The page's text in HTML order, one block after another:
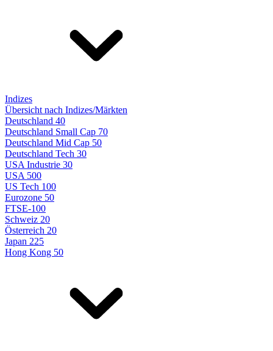
Indizes
Übersicht nach Indizes/Märkten
Deutschland 40
Deutschland Small Cap 70
Deutschland Mid Cap 50
Deutschland Tech 30
USA Industrie 30
USA 500
US Tech 100
Eurozone 50
FTSE-100
Schweiz 20
Österreich 20
Japan 225
Hong Kong 50